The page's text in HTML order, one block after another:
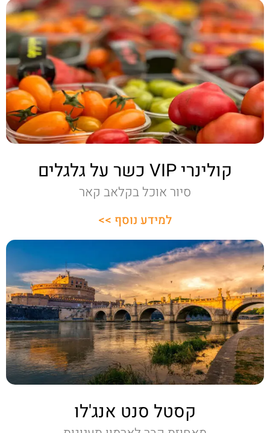
קולינרי VIP כשר על גלגלים
סיור אוכל בקלאב קאר
למידע נוסף >>
קסטל סנט אנג'לו